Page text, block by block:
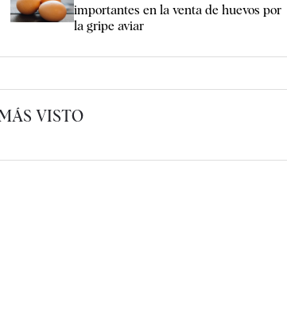
importantes en la venta de huevos por
la gripe aviar
VISTO